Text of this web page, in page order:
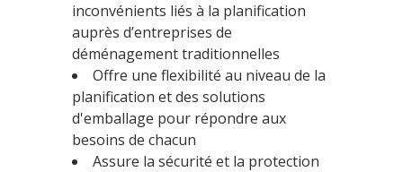
inconvénients liés à la planification
auprès d’entreprises de
déménagement traditionnelles
Offre une flexibilité au niveau de la
planification et des solutions
d'emballage pour répondre aux
besoins de chacun
Assure la sécurité et la protection